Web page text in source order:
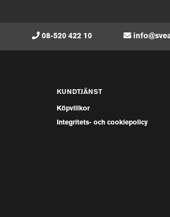
08-520 422 10
KUNDTJÄNST
Köpvillkor
Integritets- och cookiepolicy